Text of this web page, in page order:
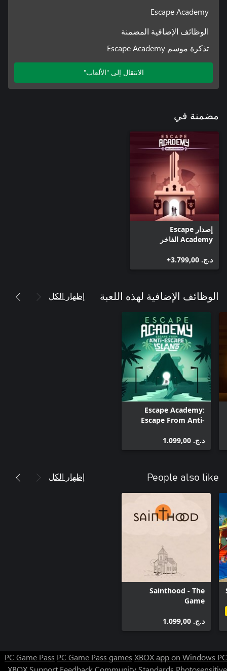
Escape Academy
الوظائف الإضافية المضمنة
تذكرة موسم Escape Academy
الانتقال إلى "الألعاب"
مضمنة في
إصدار Escape
Academy الفاخر
د.ج.‏ 3.799,00+
الوظائف الإضافية لهذه اللعبة إظهار الكل
Escape Academy:
Escape From Anti-
د.ج.‏ 1.099,00
People also like إظهار الكل
Sainthood - The
Game
د.ج.‏ 1.099,00
PC Game Pass PC Game Pass games XBOX app on Windows PC